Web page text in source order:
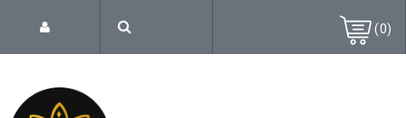
(0)